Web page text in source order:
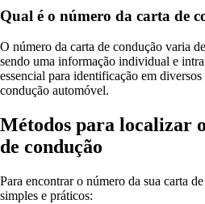
Qual é o número da carta de
O número da carta de condução varia
sendo uma informação individual e
essencial para identificação em
condução automóvel.
Métodos para localizar
de condução
Para encontrar o número da sua carta
simples e práticos: